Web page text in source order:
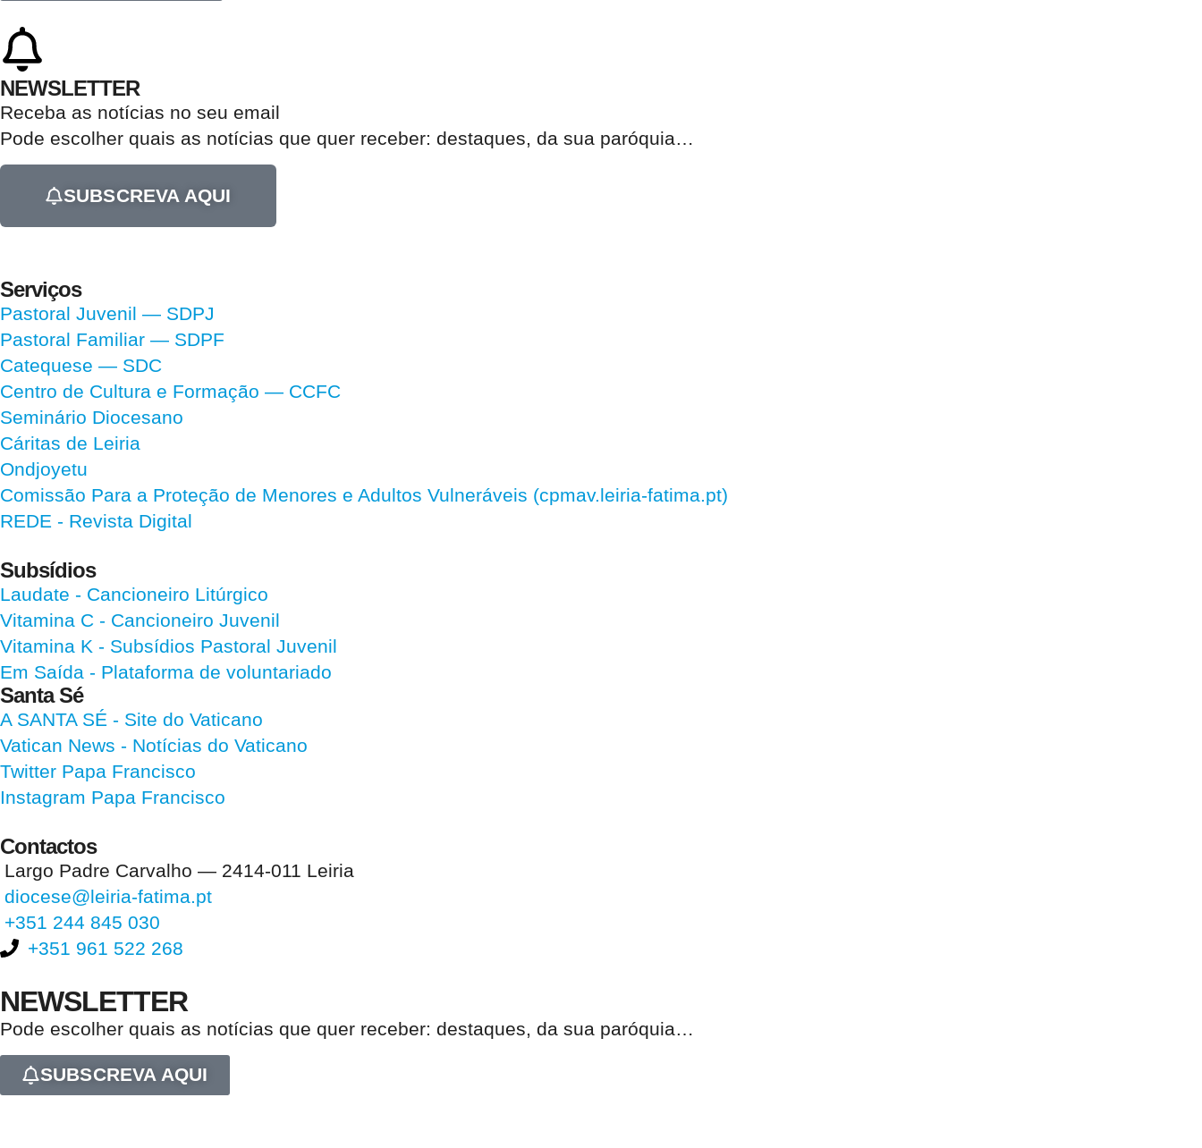
NEWSLETTER
Receba as notícias no seu email​
Pode escolher quais as notícias que quer receber: destaques, da sua paróquia…
SUBSCREVA AQUI
Serviços
Pastoral Juvenil — SDPJ
Pastoral Familiar — SDPF
Catequese — SDC
Centro de Cultura e Formação — CCFC
Seminário Diocesano
Cáritas de Leiria
Ondjoyetu
Comissão Para a Proteção de Menores e Adultos Vulneráveis (cpmav.leiria-fatima.pt)
REDE - Revista Digital
Subsídios
Laudate - Cancioneiro Litúrgico
Vitamina C - Cancioneiro Juvenil
Vitamina K - Subsídios Pastoral Juvenil
Em Saída - Plataforma de voluntariado
Santa Sé
A SANTA SÉ - Site do Vaticano
Vatican News - Notícias do Vaticano
Twitter Papa Francisco
Instagram Papa Francisco
Contactos
Largo Padre Carvalho — 2414-011 Leiria
diocese@leiria-fatima.pt
+351 244 845 030
+351 961 522 268
NEWSLETTER
Pode escolher quais as notícias que quer receber: destaques, da sua paróquia…
SUBSCREVA AQUI